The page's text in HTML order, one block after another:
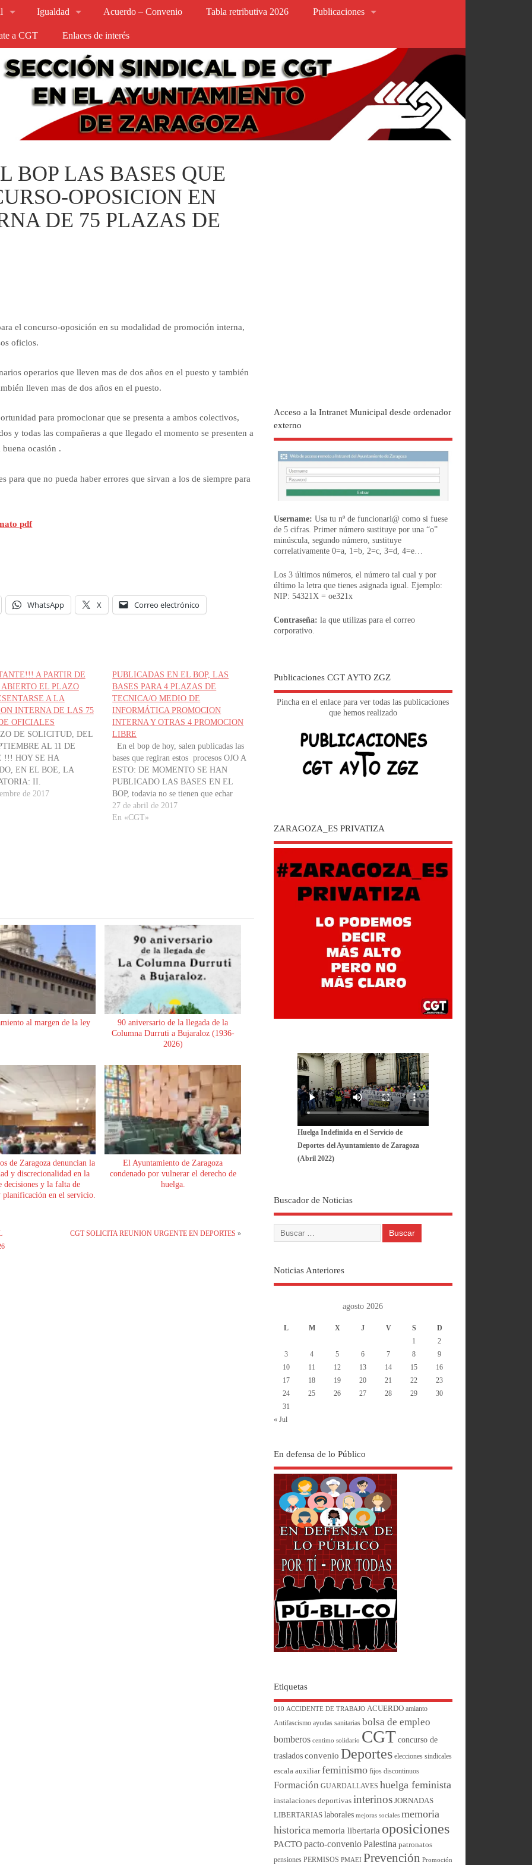
Igualdad Acuerdo – Convenio Tabla retributiva 2026 Publicaciones
a CGT Enlaces de interés
BOP LAS BASES QUE
OPOSICION EN
DE 75 PLAZAS DE
el concurso-oposición en su modalidad de promoción interna,
oficios.
operarios que lleven mas de dos años en el puesto y también
lleven mas de dos años en el puesto.
para promocionar que se presenta a ambos colectivos,
y todas las compañeras a que llegado el momento se presenten a
ocasión .
para que no pueda haber errores que sirvan a los de siempre para
pdf
WhatsApp X Correo electrónico
A PARTIR DE
EL PLAZO
A LA
INTERNA DE LAS 75
OFICIALES
DE SOLICITUD, DEL
AL 11 DE
!!! HOY SE HA
EN EL BOE, LA
II.
Y PERSONAL B.
y concursos
de 2017
PUBLICADAS EN EL BOP, LAS
BASES PARA 4 PLAZAS DE
TECNICA/O MEDIO DE
INFORMÁTICA PROMOCION
INTERNA Y OTRAS 4 PROMOCION
LIBRE
En el bop de hoy, salen publicadas las
bases que regiran estos procesos OJO A
ESTO: DE MOMENTO SE HAN
PUBLICADO LAS BASES EN EL
BOP, todavia no se tienen que echar
instancias El plazo de presentación de la
instancia será el de veinte días naturales
27 de abril de 2017
En «CGT»
al margen de la ley
90 aniversario de la llegada de la
Columna Durruti a Bujaraloz (1936-
2026)
de Zaragoza denuncian la
y discrecionalidad en la
decisiones y la falta de
en el servicio.
El Ayuntamiento de Zaragoza
condenado por vulnerar el derecho de
huelga.
CGT SOLICITA REUNION URGENTE EN DEPORTES »
Acceso a la Intranet Municipal desde ordenador
externo
Username: Usa tu nº de funcionari@ como si fuese
de 5 cifras. Primer número sustituye por una “o”
minúscula, segundo número, sustituye
correlativamente 0=a, 1=b, 2=c, 3=d, 4=e…
Los 3 últimos números, el número tal cual y por
último la letra que tienes asignada igual. Ejemplo:
NIP: 54321X = oe321x
Contraseña: la que utilizas para el correo
corporativo.
Publicaciones CGT AYTO ZGZ
Pincha en el enlace para ver todas las publicaciones
que hemos realizado
ZARAGOZA_ES PRIVATIZA
Huelga Indefinida en el Servicio de
Deportes del Ayuntamiento de Zaragoza
(Abril 2022)
Buscador de Noticias
Noticias Anteriores
agosto 2026
L M X J V S
D
1
2
3
4 5 6 7 8
9
10
11 12 13 14 15
16
17
18 19 20 21 22
23
24
25 26 27 28 29
30
31
« Jul
En defensa de lo Público
Etiquetas
010 ACCIDENTE DE TRABAJO ACUERDO amianto
Antifascismo ayudas sanitarias bolsa de empleo
bomberos centimo solidario CGT concurso de
traslados convenio Deportes elecciones sindicales
escala auxiliar feminismo fijos discontinuos
Formación GUARDALLAVES huelga feminista
instalaciones deportivas interinos JORNADAS
LIBERTARIAS laborales mejoras sociales memoria
historica memoria libertaria oposiciones
PACTO pacto-convenio Palestina patronatos
pensiones PERMISOS PMAEI Prevención Promoción